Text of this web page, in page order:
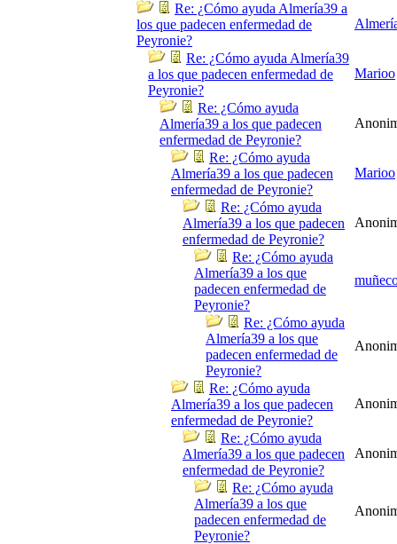
Re: ¿Cómo ayuda Almería39 a
los que padecen enfermedad de
Peyronie?
Re: ¿Cómo ayuda Almería39
a los que padecen enfermedad de
Peyronie?
Marioo
Re: ¿Cómo ayuda
Almería39 a los que padecen
enfermedad de Peyronie?
Re: ¿Cómo ayuda
Almería39 a los que padecen
enfermedad de Peyronie?
Marioo
Re: ¿Cómo ayuda
Almería39 a los que padecen
enfermedad de Peyronie?
Re: ¿Cómo ayuda
Almería39 a los que
padecen enfermedad de
Peyronie?
Re: ¿Cómo ayuda
Almería39 a los que
padecen enfermedad de
Peyronie?
Re: ¿Cómo ayuda
Almería39 a los que padecen
enfermedad de Peyronie?
Re: ¿Cómo ayuda
Almería39 a los que padecen
enfermedad de Peyronie?
Re: ¿Cómo ayuda
Almería39 a los que
padecen enfermedad de
Peyronie?